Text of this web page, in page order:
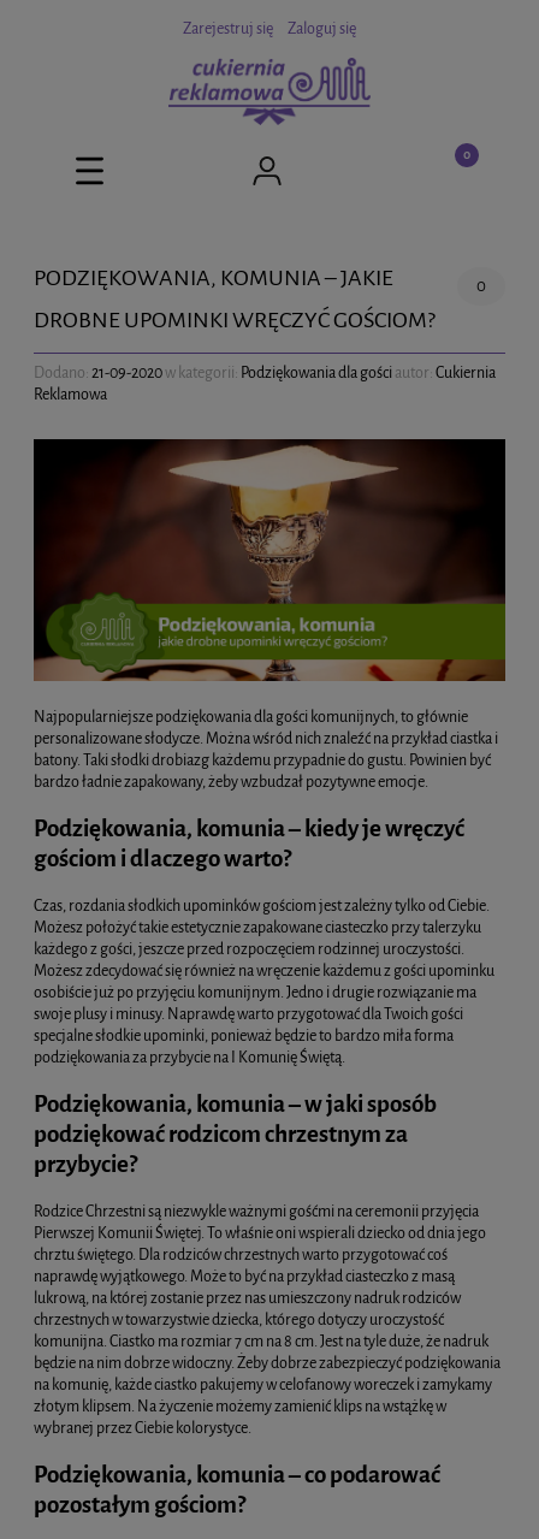
Zarejestruj się Zaloguj się
PODZIĘKOWANIA, KOMUNIA – JAKIE
DROBNE UPOMINKI WRĘCZYĆ GOŚCIOM?
0
Dodano:21-09-2020w kategorii: Podziękowania dla gościautor:Cukiernia
Reklamowa
Najpopularniejsze podziękowania dla gości komunijnych, to głównie
personalizowane słodycze. Można wśród nich znaleźć na przykład ciastka i
batony. Taki słodki drobiazg każdemu przypadnie do gustu. Powinien być
bardzo ładnie zapakowany, żeby wzbudzał pozytywne emocje.
Podziękowania, komunia – kiedy je wręczyć
gościom i dlaczego warto?
Czas, rozdania słodkich upominków gościom jest zależny tylko od Ciebie.
Możesz położyć takie estetycznie zapakowane ciasteczko przy talerzyku
każdego z gości, jeszcze przed rozpoczęciem rodzinnej uroczystości.
Możesz zdecydować się również na wręczenie każdemu z gości upominku
osobiście już po przyjęciu komunijnym. Jedno i drugie rozwiązanie ma
swoje plusy i minusy. Naprawdę warto przygotować dla Twoich gości
specjalne słodkie upominki, ponieważ będzie to bardzo miła forma
podziękowania za przybycie na I Komunię Świętą.
Podziękowania, komunia – w jaki sposób
podziękować rodzicom chrzestnym za
przybycie?
Rodzice Chrzestni są niezwykle ważnymi gośćmi na ceremonii przyjęcia
Pierwszej Komunii Świętej. To właśnie oni wspierali dziecko od dnia jego
chrztu świętego. Dla rodziców chrzestnych warto przygotować coś
naprawdę wyjątkowego. Może to być na przykład ciasteczko z masą
lukrową, na której zostanie przez nas umieszczony nadruk rodziców
chrzestnych w towarzystwie dziecka, którego dotyczy uroczystość
komunijna. Ciastko ma rozmiar 7 cm na 8 cm. Jest na tyle duże, że nadruk
będzie na nim dobrze widoczny. Żeby dobrze zabezpieczyć podziękowania
na komunię, każde ciastko pakujemy w celofanowy woreczek i zamykamy
złotym klipsem. Na życzenie możemy zamienić klips na wstążkę w
wybranej przez Ciebie kolorystyce.
Podziękowania, komunia – co podarować
pozostałym gościom?